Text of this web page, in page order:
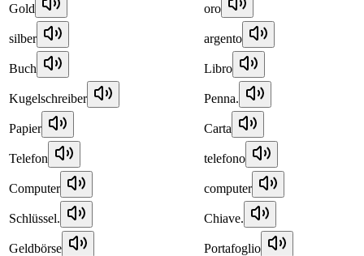
Gold oro
silber argento
Buch Libro
Kugelschreiber Penna.
Papier Carta
Telefon telefono
Computer computer
Schlüssel. Chiave.
Geldbörse Portafoglio